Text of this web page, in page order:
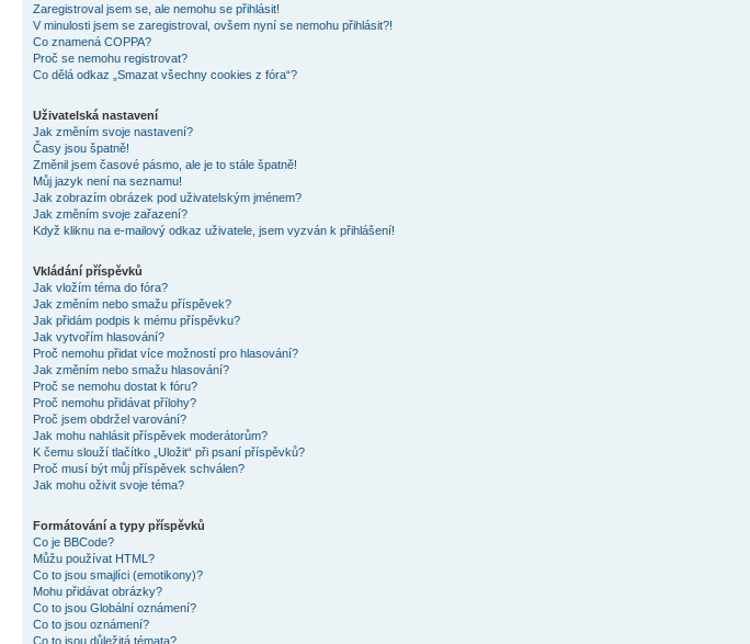
Zaregistroval jsem se, ale nemohu se přihlásit!
V minulosti jsem se zaregistroval, ovšem nyní se nemohu přihlásit?!
Co znamená COPPA?
Proč se nemohu registrovat?
Co dělá odkaz „Smazat všechny cookies z fóra“?
Uživatelská nastavení
Jak změním svoje nastavení?
Časy jsou špatně!
Změnil jsem časové pásmo, ale je to stále špatně!
Můj jazyk není na seznamu!
Jak zobrazím obrázek pod uživatelským jménem?
Jak změním svoje zařazení?
Když kliknu na e-mailový odkaz uživatele, jsem vyzván k přihlášení!
Vkládání příspěvků
Jak vložím téma do fóra?
Jak změním nebo smažu příspěvek?
Jak přidám podpis k mému příspěvku?
Jak vytvořím hlasování?
Proč nemohu přidat více možností pro hlasování?
Jak změním nebo smažu hlasování?
Proč se nemohu dostat k fóru?
Proč nemohu přidávat přílohy?
Proč jsem obdržel varování?
Jak mohu nahlásit příspěvek moderátorům?
K čemu slouží tlačítko „Uložit“ při psaní příspěvků?
Proč musí být můj příspěvek schválen?
Jak mohu oživit svoje téma?
Formátování a typy příspěvků
Co je BBCode?
Můžu používat HTML?
Co to jsou smajlíci (emotikony)?
Mohu přidávat obrázky?
Co to jsou Globální oznámení?
Co to jsou oznámení?
Co to jsou důležitá témata?